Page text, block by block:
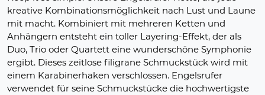
kreative Kombinationsmöglichkeit nach Lust und Laune
mit macht. Kombiniert mit mehreren Ketten und
Anhängern entsteht ein toller Layering-Effekt, der als
Duo, Trio oder Quartett eine wunderschöne Symphonie
ergibt. Dieses zeitlose filigrane Schmuckstück wird mit
einem Karabinerhaken verschlossen. Engelsrufer
verwendet für seine Schmuckstücke die hochwertigste